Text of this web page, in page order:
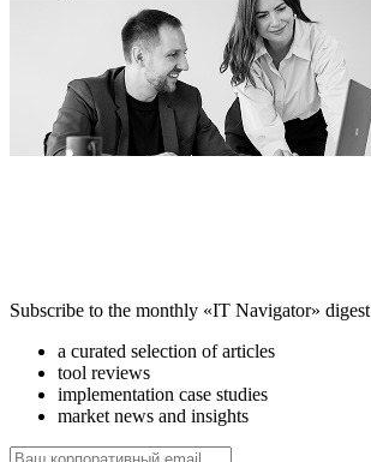
Subscribe to the monthly «IT Navigator» digest
a curated selection of articles
tool reviews
implementation case studies
market news and insights